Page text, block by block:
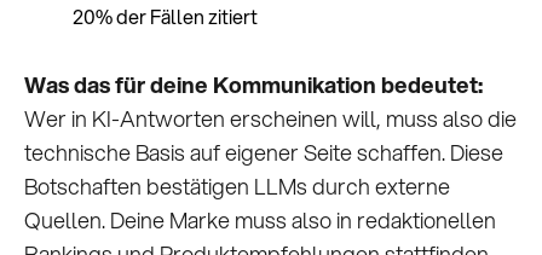
20% der Fällen zitiert
Was das für deine Kommunikation bedeutet:
Wer in KI-Antworten erscheinen will, muss also die
technische Basis auf eigener Seite schaffen. Diese
Botschaften bestätigen LLMs durch externe
Quellen. Deine Marke muss also in redaktionellen